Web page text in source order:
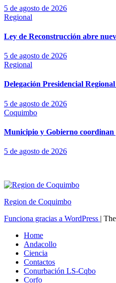
5 de agosto de 2026
Regional
Ley de Reconstrucción abre
5 de agosto de 2026
Regional
Delegación Presidencial
5 de agosto de 2026
Coquimbo
Municipio y Gobierno coordinan
5 de agosto de 2026
Region de Coquimbo
Funciona gracias a WordPress |
Home
Andacollo
Ciencia
Contactos
Conurbación LS-Cqbo
Corfo